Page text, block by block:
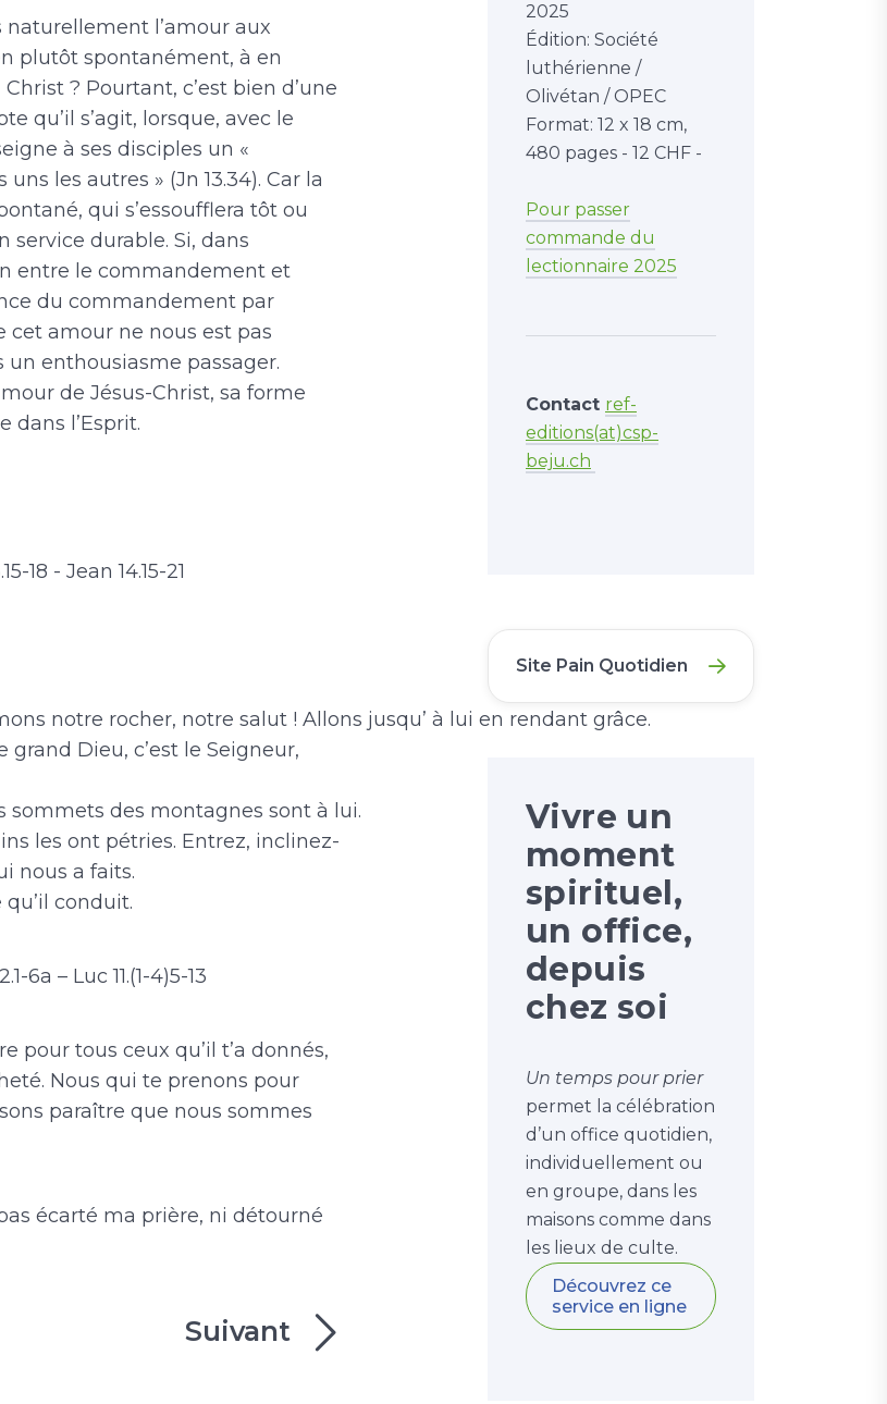
naturellement l’amour aux
plutôt spontanément, à en
? Pourtant, c’est bien d’une
qu’il s’agit, lorsque, avec le
à ses disciples un «
les autres » (Jn 13.34). Car la
qui s’essoufflera tôt ou
service durable. Si, dans
entre le commandement et
du commandement par
cet amour ne nous est pas
enthousiasme passager.
de Jésus-Christ, sa forme
l’Esprit.
18 - Jean 14.15-21
notre rocher, notre salut ! Allons jusqu’ à lui en rendant grâce.
Dieu, c’est le Seigneur,
sommets des montagnes sont à lui.
les ont pétries. Entrez, inclinez-
nous a faits.
conduit.
6a – Luc 11.(1-4)5-13
pour tous ceux qu’il t’a donnés,
Nous qui te prenons pour
paraître que nous sommes
écarté ma prière, ni détourné
Suivant
2025
Édition: Société
luthérienne /
Olivétan / OPEC
Format: 12 x 18 cm,
480 pages - 12 CHF -
Pour passer
commande du
lectionnaire 2025
Contact ref-
editions(at)csp-
beju.ch
Site Pain Quotidien
Vivre un
moment
spirituel,
un office,
depuis
chez soi
Un temps pour prier
permet la célébration
d’un office quotidien,
individuellement ou
en groupe, dans les
maisons comme dans
les lieux de culte.
Découvrez ce
service en ligne